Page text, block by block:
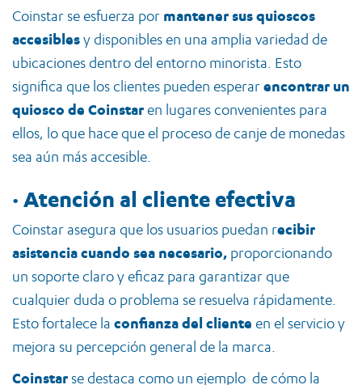
Coinstar se esfuerza por mantener sus quioscos
accesiblesy disponibles en una amplia variedad de
ubicaciones dentro del entorno minorista. Esto
significa que los clientes pueden esperarencontrar un
quiosco de Coinstaren lugares convenientes para
ellos, lo que hace que el proceso de canje de monedas
sea aún más accesible.
· Atención al cliente efectiva
Coinstar asegura que los usuarios puedan recibir
asistencia cuando sea necesario, proporcionando
un soporte claro y eficaz para garantizar que
cualquier duda o problema se resuelva rápidamente.
Esto fortalece la confianza del cliente en el servicio y
mejora su percepción general de la marca.
Coinstar se destaca como un ejemplo de cómo la